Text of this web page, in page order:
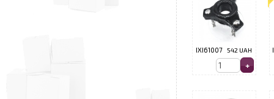
IXI61007 542 UAH